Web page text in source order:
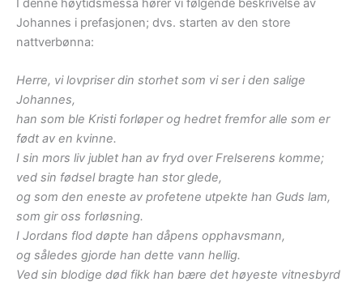
I denne høytidsmessa hører vi følgende beskrivelse av
Johannes i prefasjonen; dvs. starten av den store
nattverbønna:
Herre, vi lovpriser din storhet som vi ser i den salige
Johannes,
han som ble Kristi forløper og hedret fremfor alle som er
født av en kvinne.
I sin mors liv jublet han av fryd over Frelserens komme;
ved sin fødsel bragte han stor glede,
og som den eneste av profetene utpekte han Guds lam,
som gir oss forløsning.
I Jordans flod døpte han dåpens opphavsmann,
og således gjorde han dette vann hellig.
Ved sin blodige død fikk han bære det høyeste vitnesbyrd